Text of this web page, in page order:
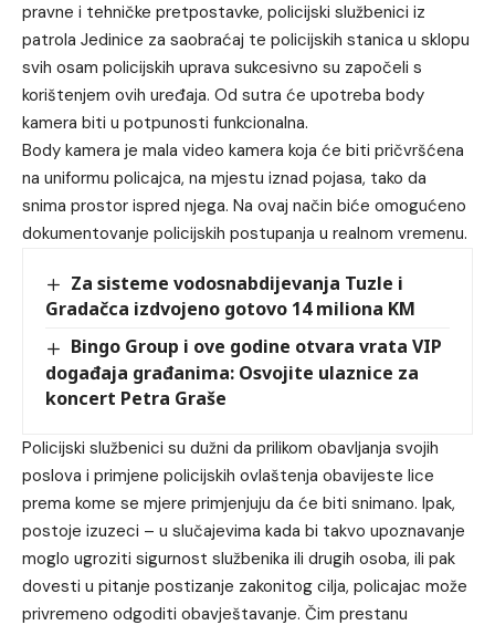
pravne i tehničke pretpostavke, policijski službenici iz
patrola Jedinice za saobraćaj te policijskih stanica u sklopu
svih osam policijskih uprava sukcesivno su započeli s
korištenjem ovih uređaja. Od sutra će upotreba body
kamera biti u potpunosti funkcionalna.
Body kamera je mala video kamera koja će biti pričvršćena
na uniformu policajca, na mjestu iznad pojasa, tako da
snima prostor ispred njega. Na ovaj način biće omogućeno
dokumentovanje policijskih postupanja u realnom vremenu.
Za sisteme vodosnabdijevanja Tuzle i
Gradačca izdvojeno gotovo 14 miliona KM
Bingo Group i ove godine otvara vrata VIP
događaja građanima: Osvojite ulaznice za
koncert Petra Graše
Policijski službenici su dužni da prilikom obavljanja svojih
poslova i primjene policijskih ovlaštenja obavijeste lice
prema kome se mjere primjenjuju da će biti snimano. Ipak,
postoje izuzeci – u slučajevima kada bi takvo upoznavanje
moglo ugroziti sigurnost službenika ili drugih osoba, ili pak
dovesti u pitanje postizanje zakonitog cilja, policajac može
privremeno odgoditi obavještavanje. Čim prestanu